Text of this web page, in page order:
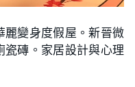
麗變身度假屋。新晉微
磚。家居設計與心理